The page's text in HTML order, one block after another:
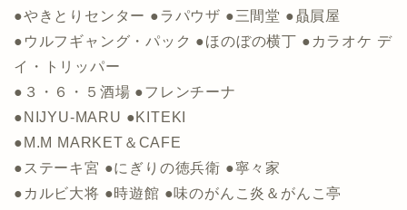
●やきとりセンター ●ラパウザ ●三間堂 ●贔屓屋
●ウルフギャング・パック ●ほのぼの横丁 ●カラオケ デ
イ・トリッパー
●３・６・５酒場 ●フレンチーナ
●NIJYU-MARU ●KITEKI
●M.M MARKET＆CAFE
●ステーキ宮 ●にぎりの徳兵衛 ●寧々家
●カルビ大将 ●時遊館 ●味のがんこ炎＆がんこ亭